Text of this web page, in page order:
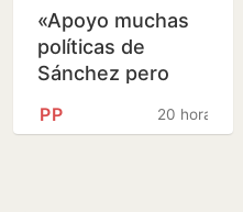
«Apoyo muchas
políticas de
Sánchez pero
temas básicos es
20 horas
PP